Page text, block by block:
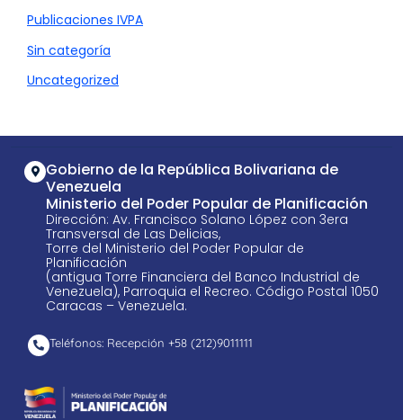
Publicaciones IVPA
Sin categoría
Uncategorized
Gobierno de la República Bolivariana de
Venezuela
Ministerio del Poder Popular de Planificación
Dirección: Av. Francisco Solano López con 3era
Transversal de Las Delicias,
Torre del Ministerio del Poder Popular de
Planificación
(antigua Torre Financiera del Banco Industrial de
Venezuela), Parroquia el Recreo. Código Postal 1050
Caracas – Venezuela.
Teléfonos: Recepción +58 ​(212)9011111